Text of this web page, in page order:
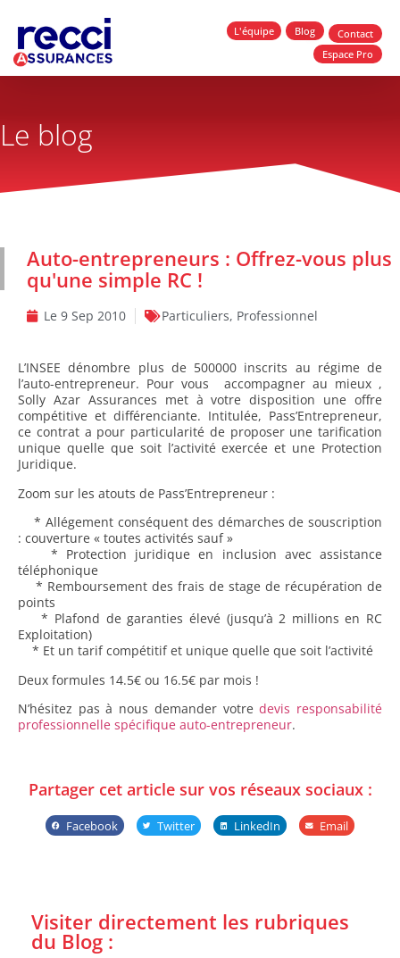
L'équipe Blog
Contact
Espace Pro
Le blog
Auto-entrepreneurs : Offrez-vous plus
qu'une simple RC !
Le 9 Sep 2010 Particuliers, Professionnel
L’INSEE dénombre plus de 500000 inscrits au régime de
l’auto-entrepreneur. Pour vous accompagner au mieux ,
Solly Azar Assurances met à votre disposition une offre
compétitive et différenciante. Intitulée, Pass’Entrepreneur,
ce contrat a pour particularité de proposer une tarification
unique quelle que soit l’activité exercée et une Protection
Juridique.
Zoom sur les atouts de Pass’Entrepreneur :
* Allégement conséquent des démarches de souscription
: couverture « toutes activités sauf »
* Protection juridique en inclusion avec assistance
téléphonique
* Remboursement des frais de stage de récupération de
points
* Plafond de garanties élevé (jusqu’à 2 millions en RC
Exploitation)
* Et un tarif compétitif et unique quelle que soit l’activité
Deux formules 14.5€ ou 16.5€ par mois !
N’hésitez pas à nous demander votre devis responsabilité
professionnelle spécifique auto-entrepreneur.
Partager cet article sur vos réseaux sociaux :
Facebook Twitter LinkedIn Email
Visiter directement les rubriques
du Blog :